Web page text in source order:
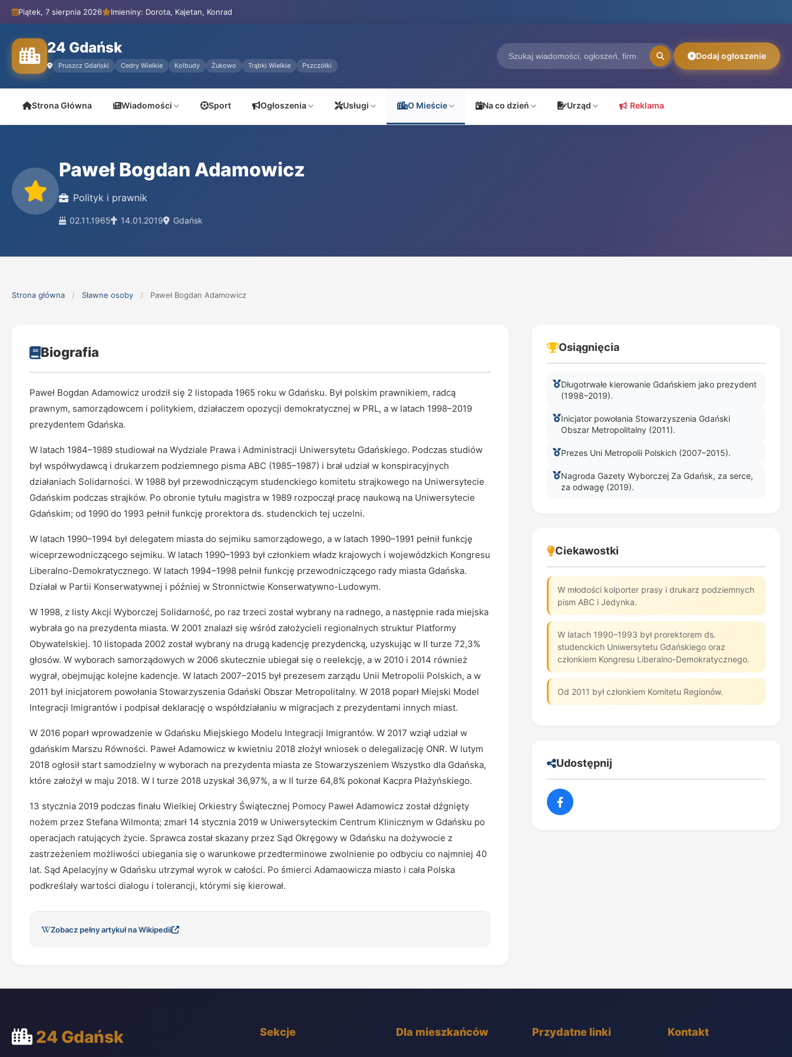
Piątek, 7 sierpnia 2026 Imieniny: Dorota, Kajetan, Konrad
24 Gdańsk
Pruszcz Gdański Cedry Wielkie Kolbudy Żukowo Trąbki Wielkie Pszczółki
Dodaj ogłoszenie
Strona Główna Wiadomości Sport Ogłoszenia Usługi O Mieście Na co dzień Urząd Reklama
Paweł Bogdan Adamowicz
Polityk i prawnik
02.11.1965 14.01.2019 Gdańsk
Strona główna / Sławne osoby / Paweł Bogdan Adamowicz
Biografia
Paweł Bogdan Adamowicz urodził się 2 listopada 1965 roku w Gdańsku. Był polskim prawnikiem, radcą
prawnym, samorządowcem i politykiem, działaczem opozycji demokratycznej w PRL, a w latach 1998–2019
prezydentem Gdańska.
W latach 1984–1989 studiował na Wydziale Prawa i Administracji Uniwersytetu Gdańskiego. Podczas studiów
był współwydawcą i drukarzem podziemnego pisma ABC (1985–1987) i brał udział w konspiracyjnych
działaniach Solidarności. W 1988 był przewodniczącym studenckiego komitetu strajkowego na Uniwersytecie
Gdańskim podczas strajków. Po obronie tytułu magistra w 1989 rozpoczął pracę naukową na Uniwersytecie
Gdańskim; od 1990 do 1993 pełnił funkcję prorektora ds. studenckich tej uczelni.
W latach 1990–1994 był delegatem miasta do sejmiku samorządowego, a w latach 1990–1991 pełnił funkcję
wiceprzewodniczącego sejmiku. W latach 1990–1993 był członkiem władz krajowych i wojewódzkich Kongresu
Liberalno-Demokratycznego. W latach 1994–1998 pełnił funkcję przewodniczącego rady miasta Gdańska.
Działał w Partii Konserwatywnej i później w Stronnictwie Konserwatywno-Ludowym.
W 1998, z listy Akcji Wyborczej Solidarność, po raz trzeci został wybrany na radnego, a następnie rada miejska
wybrała go na prezydenta miasta. W 2001 znalazł się wśród założycieli regionalnych struktur Platformy
Obywatelskiej. 10 listopada 2002 został wybrany na drugą kadencję prezydencką, uzyskując w II turze 72,3%
głosów. W wyborach samorządowych w 2006 skutecznie ubiegał się o reelekcję, a w 2010 i 2014 również
wygrał, obejmując kolejne kadencje. W latach 2007–2015 był prezesem zarządu Unii Metropolii Polskich, a w
2011 był inicjatorem powołania Stowarzyszenia Gdański Obszar Metropolitalny. W 2018 poparł Miejski Model
Integracji Imigrantów i podpisał deklarację o współdziałaniu w migracjach z prezydentami innych miast.
W 2016 poparł wprowadzenie w Gdańsku Miejskiego Modelu Integracji Imigrantów. W 2017 wziął udział w
gdańskim Marszu Równości. Paweł Adamowicz w kwietniu 2018 złożył wniosek o delegalizację ONR. W lutym
2018 ogłosił start samodzielny w wyborach na prezydenta miasta ze Stowarzyszeniem Wszystko dla Gdańska,
które założył w maju 2018. W I turze 2018 uzyskał 36,97%, a w II turze 64,8% pokonał Kacpra Płażyńskiego.
13 stycznia 2019 podczas finału Wielkiej Orkiestry Świątecznej Pomocy Paweł Adamowicz został dźgnięty
nożem przez Stefana Wilmonta; zmarł 14 stycznia 2019 w Uniwersyteckim Centrum Klinicznym w Gdańsku po
operacjach ratujących życie. Sprawca został skazany przez Sąd Okręgowy w Gdańsku na dożywocie z
zastrzeżeniem możliwości ubiegania się o warunkowe przedterminowe zwolnienie po odbyciu co najmniej 40
lat. Sąd Apelacyjny w Gdańsku utrzymał wyrok w całości. Po śmierci Adamaowicza miasto i cała Polska
podkreślały wartości dialogu i tolerancji, którymi się kierował.
Zobacz pełny artykuł na Wikipedii
Osiągnięcia
Długotrwałe kierowanie Gdańskiem jako prezydent
(1998–2019).
Inicjator powołania Stowarzyszenia Gdański
Obszar Metropolitalny (2011).
Prezes Uni Metropolii Polskich (2007–2015).
Nagroda Gazety Wyborczej Za Gdańsk, za serce,
za odwagę (2019).
Ciekawostki
W młodości kolporter prasy i drukarz podziemnych
pism ABC i Jedynka.
W latach 1990–1993 był prorektorem ds.
studenckich Uniwersytetu Gdańskiego oraz
członkiem Kongresu Liberalno-Demokratycznego.
Od 2011 był członkiem Komitetu Regionów.
Udostępnij
24 Gdańsk Sekcje Dla mieszkańców Przydatne linki Kontakt